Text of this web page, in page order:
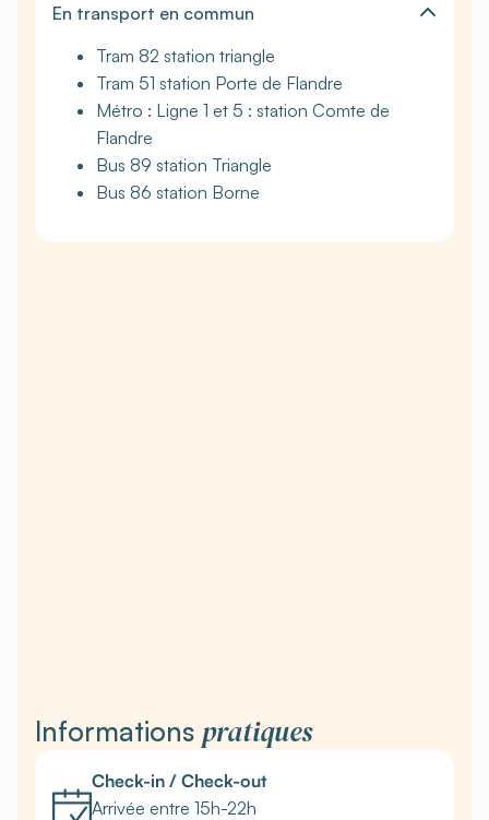
En transport en commun
Tram 82 station triangle
Tram 51 station Porte de Flandre
Métro : Ligne 1 et 5 : station Comte de
Flandre
Bus 89 station Triangle
Bus 86 station Borne
Informations pratiques
Check-in / Check-out
Arrivée entre 15h-22h